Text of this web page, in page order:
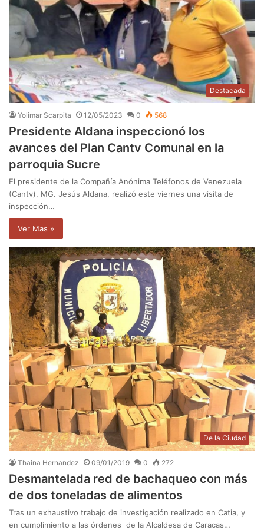
Destacada
Yolimar Scarpita 12/05/2023 0 568
Presidente Aldana inspeccionó los
avances del Plan Cantv Comunal en la
parroquia Sucre
El presidente de la Compañía Anónima Teléfonos de Venezuela
(Cantv), MG. Jesús Aldana, realizó este viernes una visita de
inspección…
Ver Mas »
De la Ciudad
Thaina Hernandez 09/01/2019 0 272
Desmantelada red de bachaqueo con más
de dos toneladas de alimentos
Tras un exhaustivo trabajo de investigación realizado en Catia, y
en cumplimiento a las órdenes de la Alcaldesa de Caracas…